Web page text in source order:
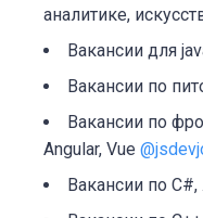
аналитике,
Вакансии для
Вакансии по
Вакансии по
Angular, Vue
Вакансии по C#,